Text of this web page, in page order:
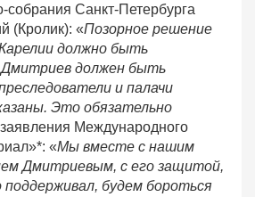
собрания Санкт-Петербурга
(Кролик): «Позорное решение
должно быть
должен быть
и палачи
Это обязательно
Международного
«Мы вместе с нашим
Дмитриевым, с его защитой,
поддерживал, будем бороться